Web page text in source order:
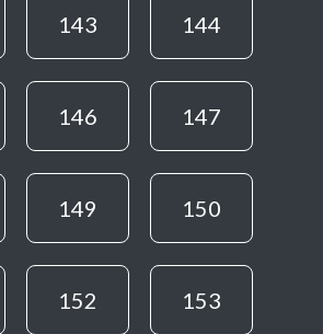
143 144
146 147
149 150
152 153